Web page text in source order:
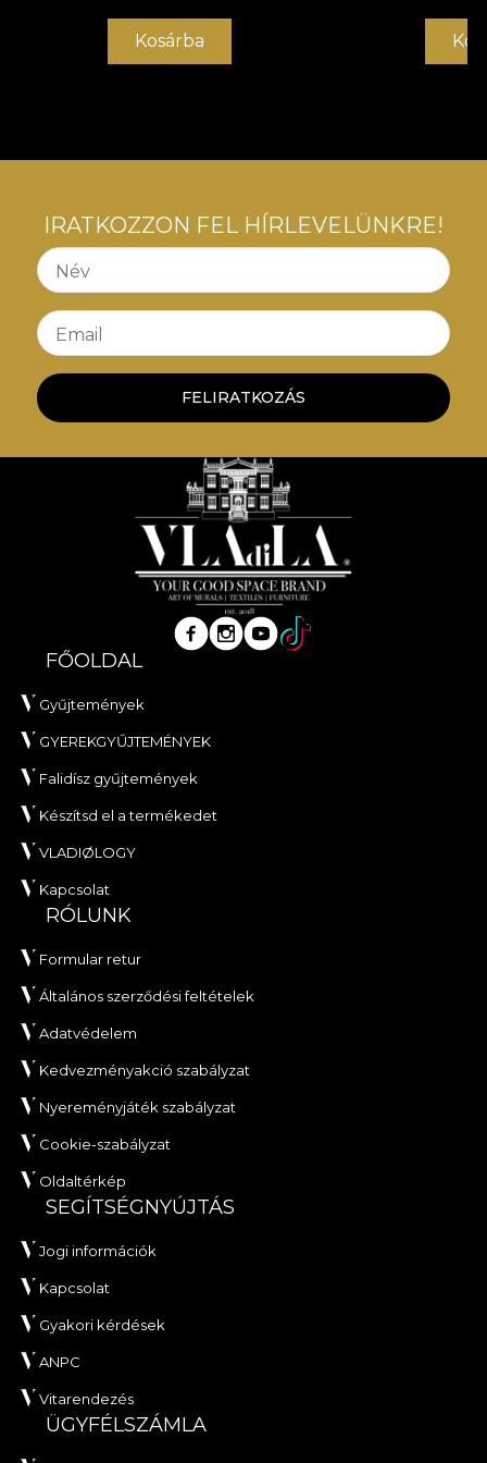
Kosárba
IRATKOZZON FEL HÍRLEVELÜNKRE!
Név
Email
FELIRATKOZÁS
FŐOLDAL
Gyűjtemények
GYEREKGYŰJTEMÉNYEK
Falidísz gyűjtemények
Készítsd el a termékedet
VLADIØLOGY
Kapcsolat
RÓLUNK
Formular retur
Általános szerződési feltételek
Adatvédelem
Kedvezményakció szabályzat
Nyereményjáték szabályzat
Cookie-szabályzat
Oldaltérkép
SEGÍTSÉGNYÚJTÁS
Jogi információk
Kapcsolat
Gyakori kérdések
ANPC
Vitarendezés
ÜGYFÉLSZÁMLA